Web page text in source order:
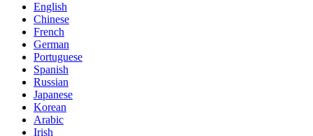
English
Chinese
French
German
Portuguese
Spanish
Russian
Japanese
Korean
Arabic
Irish